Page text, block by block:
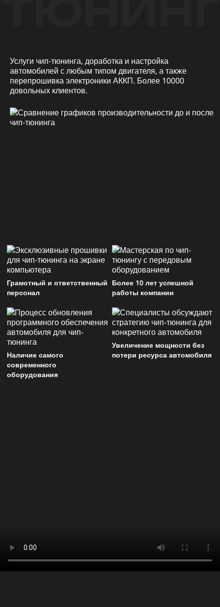
Услуги чип-тюнинга, доработка и настройка
автомобилей с любым типом двигателя, а также
перепрошивка электроники АККП. Более 10000
довольных клиентов.
Грамотный и ответственный
персонал
Более 10 лет успешной
работы компании
Наличие самого
современного
оборудования
Увеличение мощности без
потери ресурса автомобиля